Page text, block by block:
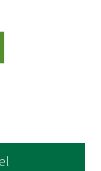
options
may